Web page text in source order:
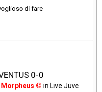
di fare
0-0
Morpheus © in Live Juve